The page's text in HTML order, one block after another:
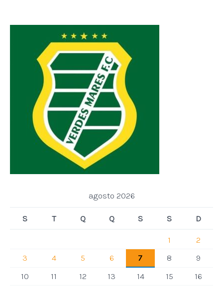
agosto 2026
S T Q Q S S D
1
2
3
4 5 6 7 8
9
10
11 12 13 14 15
16